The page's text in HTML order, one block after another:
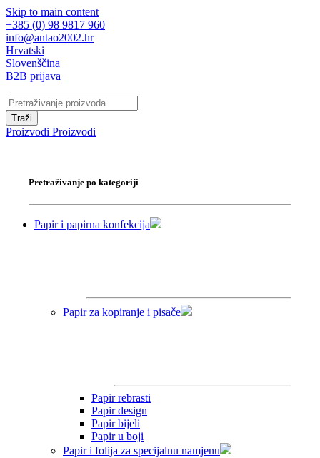
Skip to main content
+385 (0) 98 9817 960
info@antao2002.hr
Hrvatski
Slovenščina
B2B prijava
Traži
Proizvodi Proizvodi
Pretraživanje po kategoriji
Papir i papirna konfekcija
Papir za kopiranje i pisače
Papir rebrasti
Papir design
Papir bijeli
Papir u boji
Papir i folija za specijalnu namjenu